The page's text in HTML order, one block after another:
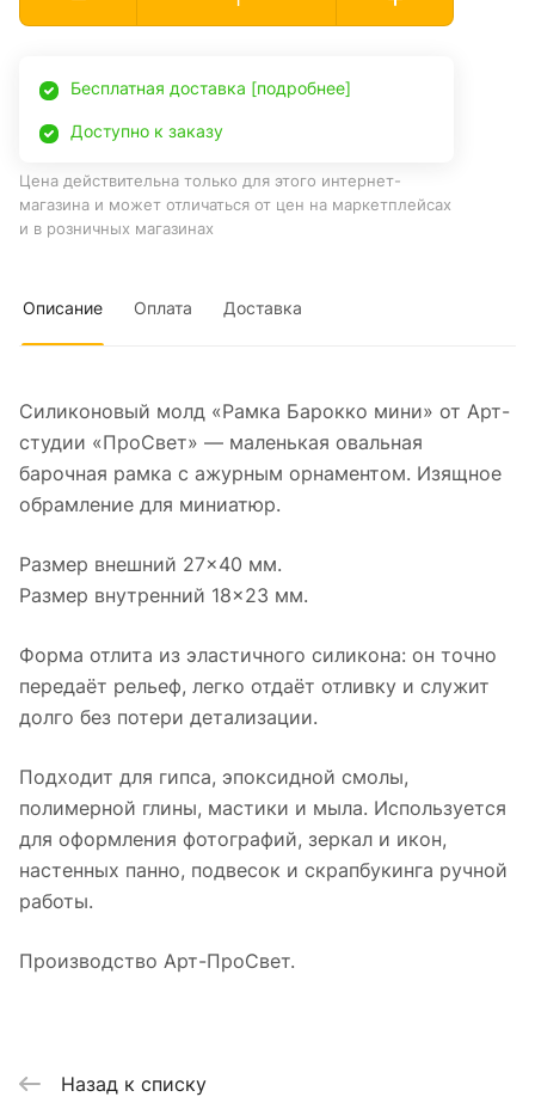
Бесплатная доставка [подробнее]
Доступно к заказу
Цена действительна только для этого интернет-
магазина и может отличаться от цен на маркетплейсах
и в розничных магазинах
Описание Оплата Доставка
Силиконовый молд «Рамка Барокко мини» от Арт-
студии «ПроСвет» — маленькая овальная
барочная рамка с ажурным орнаментом. Изящное
обрамление для миниатюр.
Размер внешний 27×40 мм.
Размер внутренний 18×23 мм.
Форма отлита из эластичного силикона: он точно
передаёт рельеф, легко отдаёт отливку и служит
долго без потери детализации.
Подходит для гипса, эпоксидной смолы,
полимерной глины, мастики и мыла. Используется
для оформления фотографий, зеркал и икон,
настенных панно, подвесок и скрапбукинга ручной
работы.
Производство Арт-ПроСвет.
Назад к списку